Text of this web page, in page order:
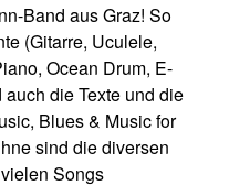
Band aus Graz! So
(Gitarre, Uculele,
Ocean Drum, E-
die Texte und die
Blues & Music for
sind die diversen
Songs